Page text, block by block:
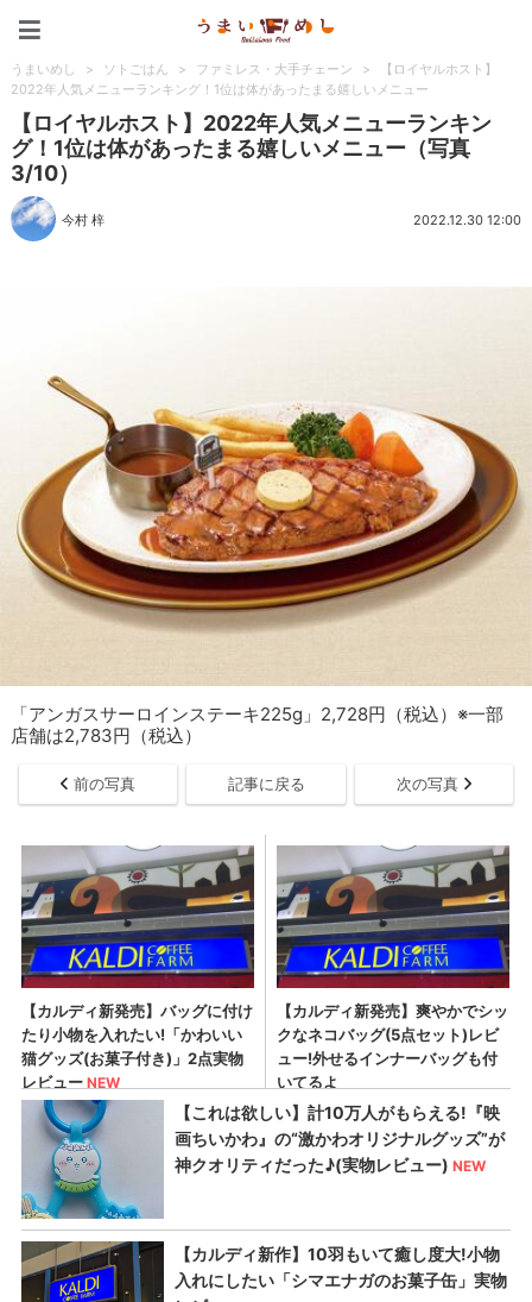
うまいめし > ソトごはん > ファミレス・大手チェーン >
【ロイヤルホスト】
2022年人気メニューランキング！1位は体があったまる嬉しいメニュー
【ロイヤルホスト】2022年人気メニューランキン
グ！1位は体があったまる嬉しいメニュー（写真
3/10）
今村 梓 2022.12.30 12:00
「アンガスサーロインステーキ225g」2,728円（税込）※一部
店舗は2,783円（税込）
前の写真 記事に戻る 次の写真